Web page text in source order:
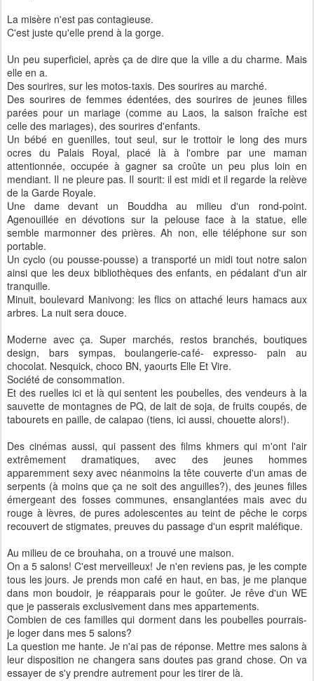
La misère n'est pas contagieuse.
C'est juste qu'elle prend à la gorge.
Un peu superficiel, après ça de dire que la ville a du charme. Mais
elle en a.
Des sourires, sur les motos-taxis. Des sourires au marché.
Des sourires de femmes édentées, des sourires de jeunes filles
parées pour un mariage (comme au Laos, la saison fraîche est
celle des mariages), des sourires d'enfants.
Un bébé en guenilles, tout seul, sur le trottoir le long des murs
ocres du Palais Royal, placé là à l'ombre par une maman
attentionnée, occupée à gagner sa croûte un peu plus loin en
mendiant. Il ne pleure pas. Il sourit: il est midi et il regarde la relève
de la Garde Royale.
Une dame devant un Bouddha au milieu d'un rond-point.
Agenouillée en dévotions sur la pelouse face à la statue, elle
semble marmonner des prières. Ah non, elle téléphone sur son
portable.
Un cyclo (ou pousse-pousse) a transporté un midi tout notre salon
ainsi que les deux bibliothèques des enfants, en pédalant d'un air
tranquille.
Minuit, boulevard Manivong: les flics on attaché leurs hamacs aux
arbres. La nuit sera douce.
Moderne avec ça. Super marchés, restos branchés, boutiques
design, bars sympas, boulangerie-café- expresso- pain au
chocolat. Nesquick, choco BN, yaourts Elle Et Vire.
Société de consommation.
Et des ruelles ici et là qui sentent les poubelles, des vendeurs à la
sauvette de montagnes de PQ, de lait de soja, de fruits coupés, de
tabourets en paille, de calapao (tiens, ici aussi, chouette alors!).
Des cinémas aussi, qui passent des films khmers qui m'ont l'air
extrêmement dramatiques, avec des jeunes hommes
apparemment sexy avec néanmoins la tête couverte d'un amas de
serpents (à moins que ça ne soit des anguilles?), des jeunes filles
émergeant des fosses communes, ensanglantées mais avec du
rouge à lèvres, de pures adolescentes au teint de pêche le corps
recouvert de stigmates, preuves du passage d'un esprit maléfique.
Au milieu de ce brouhaha, on a trouvé une maison.
On a 5 salons! C'est merveilleux! Je n'en reviens pas, je les compte
tous les jours. Je prends mon café en haut, en bas, je me planque
dans mon boudoir, je réapparais pour le goûter. Je rêve d'un WE
que je passerais exclusivement dans mes appartements.
Combien de ces familles qui dorment dans les poubelles pourrais-
je loger dans mes 5 salons?
La question me hante. Je n'ai pas de réponse. Mettre mes salons à
leur disposition ne changera sans doutes pas grand chose. On va
essayer de s'y prendre autrement pour les tirer de là.